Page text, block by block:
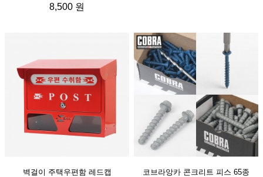
8,500 원
벽걸이 주택우편함 레드캡 코브라앙카 콘크리트 피스 65종